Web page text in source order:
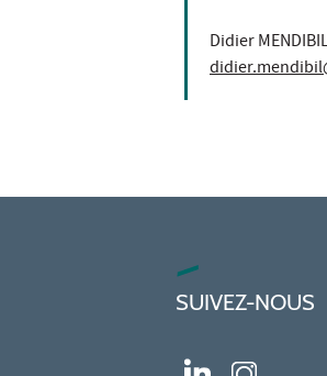
Didier
SUIVEZ-NOUS